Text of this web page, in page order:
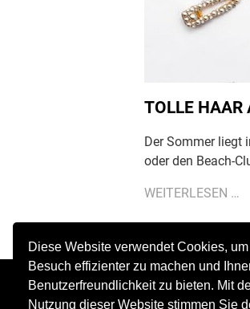
Diese Website verwendet Cookies, um
Besuch effizienter zu machen und
Benutzerfreundlichkeit zu bieten. Mit
Nutzung dieser Website stimmen Sie
TOLLE HAAR
Der Sommer liegt
oder den Beach-
WEITERLESEN …
SALON